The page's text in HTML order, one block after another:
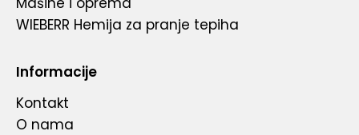
WIEBERR Hemija za pranje tepiha
Informacije
Kontakt
O nama